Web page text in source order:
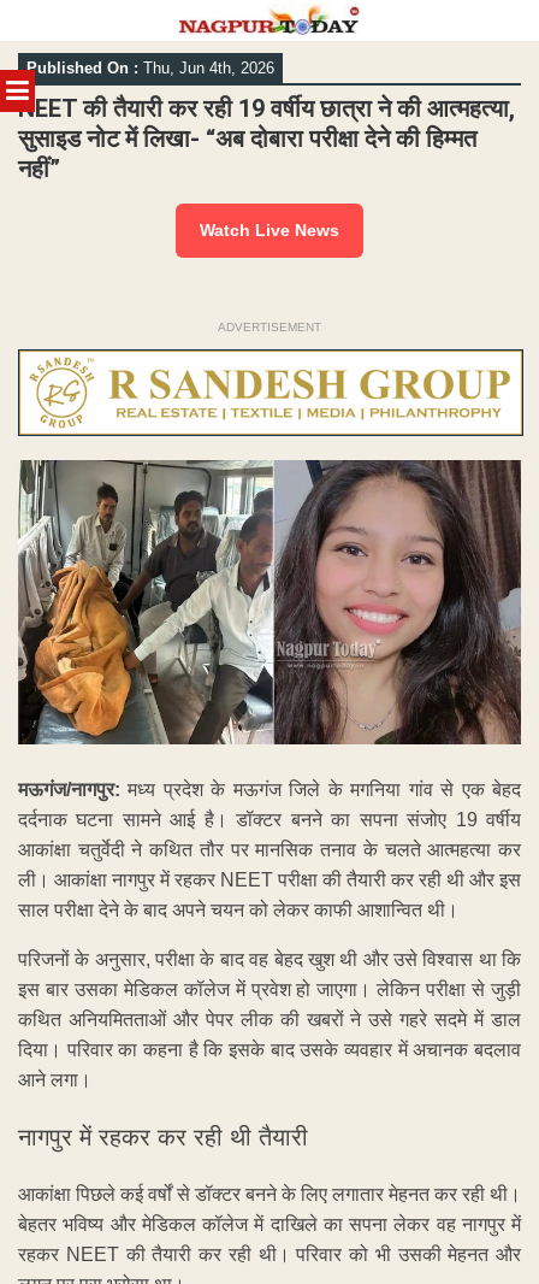
MENU
Skip
to
content
Published On : Thu, Jun 4th, 2026
NEET की तैयारी कर रही 19 वर्षीय छात्रा ने की आत्महत्या,
सुसाइड नोट में लिखा- “अब दोबारा परीक्षा देने की हिम्मत
नहीं”
Watch Live News
ADVERTISEMENT
मऊगंज/नागपुर: मध्य प्रदेश के मऊगंज जिले के मगनिया गांव से एक बेहद
दर्दनाक घटना सामने आई है। डॉक्टर बनने का सपना संजोए 19 वर्षीय
आकांक्षा चतुर्वेदी ने कथित तौर पर मानसिक तनाव के चलते आत्महत्या कर
ली। आकांक्षा नागपुर में रहकर NEET परीक्षा की तैयारी कर रही थी और इस
साल परीक्षा देने के बाद अपने चयन को लेकर काफी आशान्वित थी।
परिजनों के अनुसार, परीक्षा के बाद वह बेहद खुश थी और उसे विश्वास था कि
इस बार उसका मेडिकल कॉलेज में प्रवेश हो जाएगा। लेकिन परीक्षा से जुड़ी
कथित अनियमितताओं और पेपर लीक की खबरों ने उसे गहरे सदमे में डाल
दिया। परिवार का कहना है कि इसके बाद उसके व्यवहार में अचानक बदलाव
आने लगा।
नागपुर में रहकर कर रही थी तैयारी
आकांक्षा पिछले कई वर्षों से डॉक्टर बनने के लिए लगातार मेहनत कर रही थी।
बेहतर भविष्य और मेडिकल कॉलेज में दाखिले का सपना लेकर वह नागपुर में
रहकर NEET की तैयारी कर रही थी। परिवार को भी उसकी मेहनत और